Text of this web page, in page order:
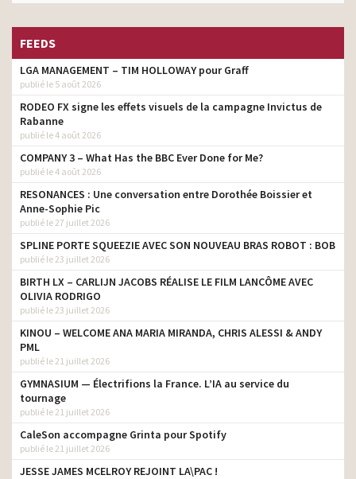
FEEDS
LGA MANAGEMENT – TIM HOLLOWAY pour Graff
publié le 5 août 2026
RODEO FX signe les effets visuels de la campagne Invictus de
Rabanne
publié le 4 août 2026
COMPANY 3 – What Has the BBC Ever Done for Me?
publié le 4 août 2026
RESONANCES : Une conversation entre Dorothée Boissier et
Anne-Sophie Pic
publié le 27 juillet 2026
SPLINE PORTE SQUEEZIE AVEC SON NOUVEAU BRAS ROBOT : BOB
publié le 23 juillet 2026
BIRTH LX – CARLIJN JACOBS RÉALISE LE FILM LANCÔME AVEC
OLIVIA RODRIGO
publié le 23 juillet 2026
KINOU – WELCOME ANA MARIA MIRANDA, CHRIS ALESSI & ANDY
PML
publié le 21 juillet 2026
GYMNASIUM — Électrifions la France. L’IA au service du
tournage
publié le 21 juillet 2026
CaleSon accompagne Grinta pour Spotify
publié le 21 juillet 2026
JESSE JAMES MCELROY REJOINT LA\PAC !